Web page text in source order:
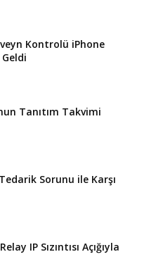
Kontrolü iPhone
Geldi
Tanıtım Takvimi
Sorunu ile Karşı
IP Sızıntısı Açığıyla